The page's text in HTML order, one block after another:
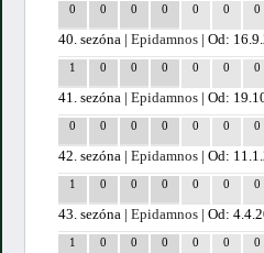
0 0 0 0 0 0 0
40. sezóna |Epidamnos | Od:
1 0 0 0 0 0 0
41. sezóna |Epidamnos | Od:
0 0 0 0 0 0 0
42. sezóna |Epidamnos | Od:
1 0 0 0 0 0 0
43. sezóna |Epidamnos | Od:
1 0 0 0 0 0 0